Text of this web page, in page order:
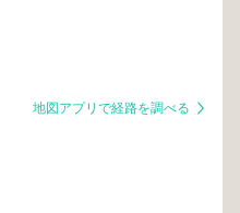
地図アプリで経路を調べる